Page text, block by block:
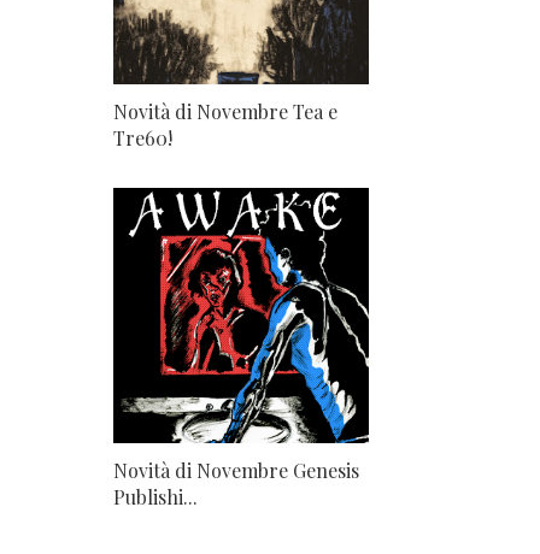
Novità di Novembre Tea e
Tre60!
Novità di Novembre Genesis
Publishi...